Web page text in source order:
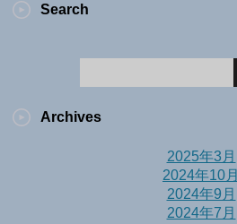
Search
Archives
2025年3月
2024年10月
2024年9月
2024年7月